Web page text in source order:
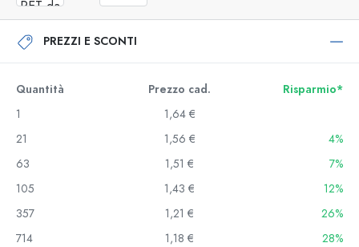
PREZZI E SCONTI
Quantità Prezzo cad.
Risparmio*
1
1,64 €
21
1,56 €
4%
63
1,51 €
7%
105
1,43 €
12%
357
1,21 €
26%
714
1,18 €
28%